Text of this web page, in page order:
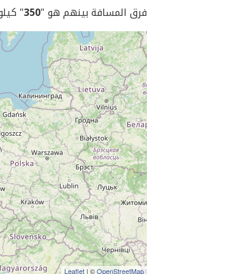
فرق المسافة بينهم هو "350
"
Leaflet | ©OpenStreetMap